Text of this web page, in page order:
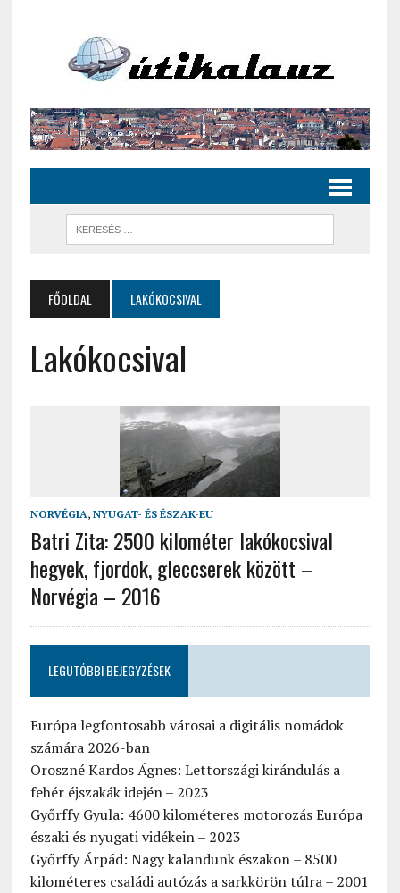
FŐOLDAL LAKÓKOCSIVAL
Lakókocsival
NORVÉGIA, NYUGAT- ÉS ÉSZAK-EU
Batri Zita: 2500 kilométer lakókocsival
hegyek, fjordok, gleccserek között –
Norvégia – 2016
LEGUTÓBBI BEJEGYZÉSEK
Európa legfontosabb városai a digitális nomádok
számára 2026-ban
Oroszné Kardos Ágnes: Lettországi kirándulás a
fehér éjszakák idején – 2023
Győrffy Gyula: 4600 kilométeres motorozás Európa
északi és nyugati vidékein – 2023
Győrffy Árpád: Nagy kalandunk északon – 8500
kilométeres családi autózás a sarkkörön túlra – 2001